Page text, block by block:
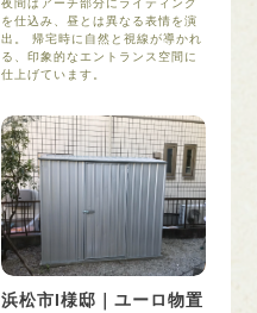
夜間はアーチ部分にライティング
を仕込み、昼とは異なる表情を演
出。 帰宅時に自然と視線が導かれ
る、印象的なエントランス空間に
仕上げています。
浜松市I様邸｜ユーロ物置